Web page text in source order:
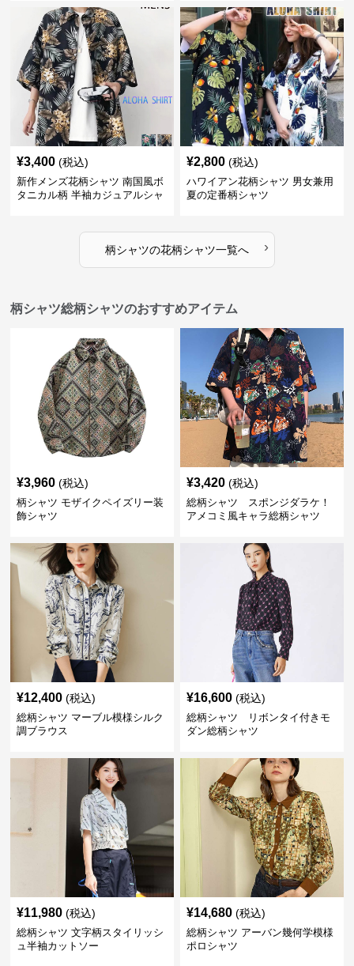
¥3,400 (税込)
新作メンズ花柄シャツ 南国風ボ
タニカル柄 半袖カジュアルシャ
¥2,800 (税込)
ハワイアン花柄シャツ 男女兼用
夏の定番柄シャツ
柄シャツの花柄シャツ一覧へ ›
柄シャツ総柄シャツのおすすめアイテム
¥3,960 (税込)
柄シャツ モザイクペイズリー装
飾シャツ
¥3,420 (税込)
総柄シャツ スポンジダラケ！
アメコミ風キャラ総柄シャツ
¥12,400 (税込)
総柄シャツ マーブル模様シルク
調ブラウス
¥16,600 (税込)
総柄シャツ リボンタイ付きモ
ダン総柄シャツ
¥11,980 (税込)
総柄シャツ 文字柄スタイリッシ
ュ半袖カットソー
¥14,680 (税込)
総柄シャツ アーバン幾何学模様
ポロシャツ